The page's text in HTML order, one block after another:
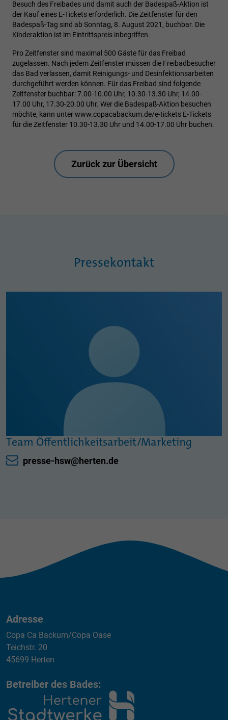
Besuch des Freibades und damit auch der Badespaß-Aktion ist
der Kauf eines E-Tickets erforderlich. Die Zeitfenster für den
Badespaß-Tag sind ab Sonntag, 8. August 2021, buchbar. Die
Kinderaktion ist im Eintrittspreis inbegriffen.
Pro Zeitfenster sind maximal 500 Gäste für das Freibad
zugelassen. Nach jedem Zeitfenster müssen die Freibadbesucher
das Bad verlassen, damit Reinigungs- und Desinfektionsarbeiten
durchgeführt werden können. Für das Freibad sind folgende
Zeitfenster buchbar: 7.00-10.00 Uhr, 10.30-13.30 Uhr, 14.00-
17.00 Uhr, 17.30-20.00 Uhr. Wer die Badespaß-Aktion besuchen
möchte, kann unterwww.copacabackum.de/e-tickets E-Tickets
für die Zeitfenster 10.30-13.30 Uhr und 14.00-17.00 Uhr buchen.
Zurück zur Übersicht
Pressekontakt
Team Öffentlichkeitsarbeit/Marketing
presse-hsw@herten.de
Adresse
Copa Ca Backum/Copa Oase
Teichstr. 20
45699 Herten
Betreiber des Bades: